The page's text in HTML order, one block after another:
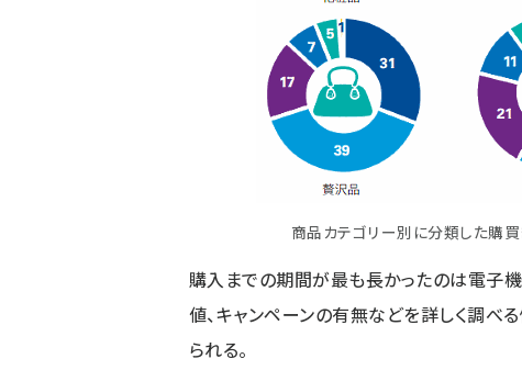
商品カテゴリー別に分類した購
購入までの期間が最も長かったのは電子
値、キャンペーンの有無などを詳しく調べ
られる。